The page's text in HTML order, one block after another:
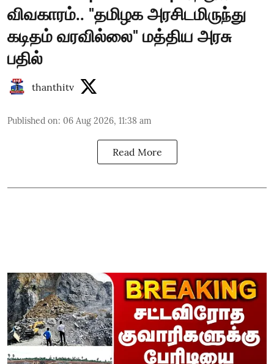
விவகாரம்.. "தமிழக அரசிடமிருந்து
கடிதம் வரவில்லை" மத்திய அரசு
பதில்
thanthitv
Published on: 06 Aug 2026, 11:38 am
Read More